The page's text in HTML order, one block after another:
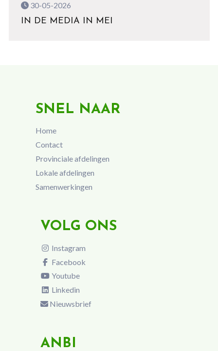
30-05-2026
IN DE MEDIA IN MEI
SNEL NAAR
Home
Contact
Provinciale afdelingen
Lokale afdelingen
Samenwerkingen
VOLG ONS
Instagram
Facebook
Youtube
Linkedin
Nieuwsbrief
ANBI